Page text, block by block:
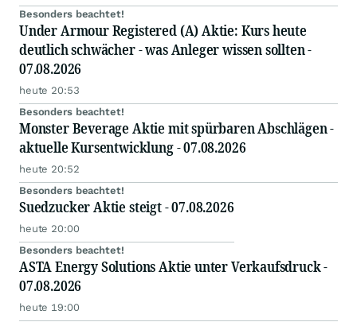
Besonders beachtet!
Under Armour Registered (A) Aktie: Kurs heute
deutlich schwächer - was Anleger wissen sollten -
07.08.2026
heute 20:53
Besonders beachtet!
Monster Beverage Aktie mit spürbaren Abschlägen -
aktuelle Kursentwicklung - 07.08.2026
heute 20:52
Besonders beachtet!
Suedzucker Aktie steigt - 07.08.2026
heute 20:00
Besonders beachtet!
ASTA Energy Solutions Aktie unter Verkaufsdruck -
07.08.2026
heute 19:00